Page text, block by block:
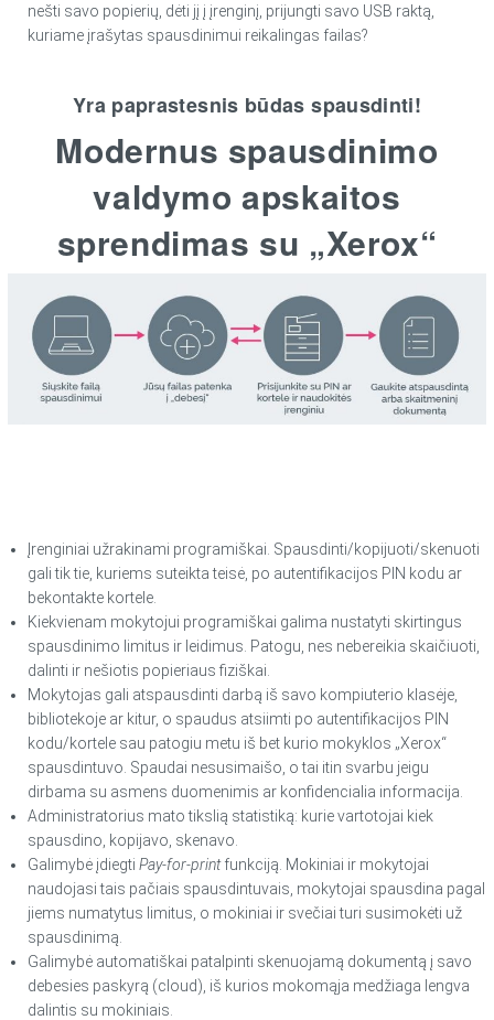
nešti savo popierių, dėti jį į įrenginį, prijungti savo USB raktą,
kuriame įrašytas spausdinimui reikalingas failas?
Yra paprastesnis būdas spausdinti!
Modernus spausdinimo
valdymo apskaitos
sprendimas su „Xerox“
Įrenginiai užrakinami programiškai. Spausdinti/kopijuoti/skenuoti
gali tik tie, kuriems suteikta teisė, po autentifikacijos PIN kodu ar
bekontakte kortele.
Kiekvienam mokytojui programiškai galima nustatyti skirtingus
spausdinimo limitus ir leidimus. Patogu, nes nebereikia skaičiuoti,
dalinti ir nešiotis popieriaus fiziškai.
Mokytojas gali atspausdinti darbą iš savo kompiuterio klasėje,
bibliotekoje ar kitur, o spaudus atsiimti po autentifikacijos PIN
kodu/kortele sau patogiu metu iš bet kurio mokyklos „Xerox“
spausdintuvo. Spaudai nesusimaišo, o tai itin svarbu jeigu
dirbama su asmens duomenimis ar konfidencialia informacija.
Administratorius mato tikslią statistiką: kurie vartotojai kiek
spausdino, kopijavo, skenavo.
Galimybė įdiegti Pay-for-printfunkciją. Mokiniai ir mokytojai
naudojasi tais pačiais spausdintuvais, mokytojai spausdina pagal
jiems numatytus limitus, o mokiniai ir svečiai turi susimokėti už
spausdinimą.
Galimybė automatiškai patalpinti skenuojamą dokumentą į savo
debesies paskyrą (cloud), iš kurios mokomąja medžiaga lengva
dalintis su mokiniais.